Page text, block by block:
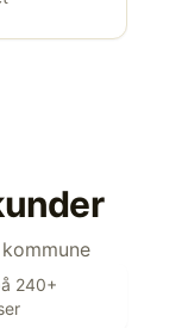
240+